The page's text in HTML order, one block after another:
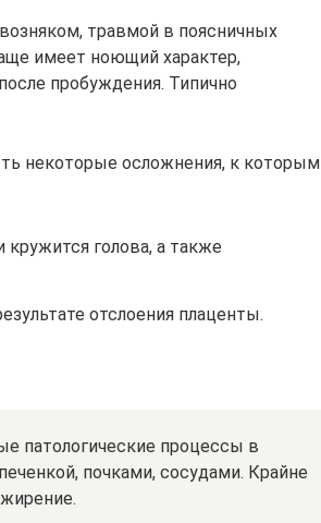
травмой в поясничных
имеет ноющий характер,
пробуждения. Типично
некоторые осложнения, к которым
кружится голова, а также
отслоения плаценты.
патологические процессы в
почками, сосудами. Крайне